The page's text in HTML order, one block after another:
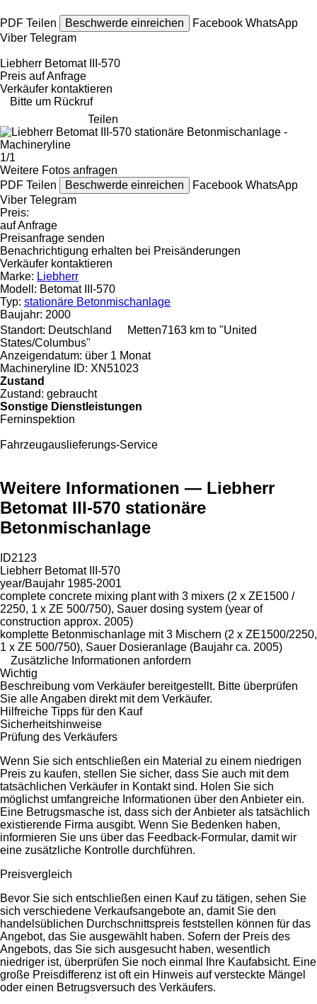
PDF Teilen Beschwerde einreichen Facebook WhatsApp
Viber Telegram
Liebherr Betomat III-570
Preis auf Anfrage
Verkäufer kontaktieren
Bitte um Rückruf
Teilen
1/1
Weitere Fotos anfragen
PDF Teilen Beschwerde einreichen Facebook WhatsApp
Viber Telegram
Preis:
auf Anfrage
Preisanfrage senden
Benachrichtigung erhalten bei Preisänderungen
Verkäufer kontaktieren
Marke: Liebherr
Modell: Betomat III-570
Typ: stationäre Betonmischanlage
Baujahr: 2000
Standort: Deutschland Metten7163 km to "United
States/Columbus"
Anzeigendatum: über 1 Monat
Machineryline ID: XN51023
Zustand
Zustand: gebraucht
Sonstige Dienstleistungen
Ferninspektion
Fahrzeugauslieferungs-Service
Weitere Informationen — Liebherr
Betomat III-570 stationäre
Betonmischanlage
ID2123
Liebherr Betomat III-570
year/Baujahr 1985-2001
complete concrete mixing plant with 3 mixers (2 x ZE1500 /
2250, 1 x ZE 500/750), Sauer dosing system (year of
construction approx. 2005)
komplette Betonmischanlage mit 3 Mischern (2 x ZE1500/2250,
1 x ZE 500/750), Sauer Dosieranlage (Baujahr ca. 2005)
Zusätzliche Informationen anfordern
Wichtig
Beschreibung vom Verkäufer bereitgestellt. Bitte überprüfen
Sie alle Angaben direkt mit dem Verkäufer.
Hilfreiche Tipps für den Kauf
Sicherheitshinweise
Prüfung des Verkäufers
Wenn Sie sich entschließen ein Material zu einem niedrigen
Preis zu kaufen, stellen Sie sicher, dass Sie auch mit dem
tatsächlichen Verkäufer in Kontakt sind. Holen Sie sich
möglichst umfangreiche Informationen über den Anbieter ein.
Eine Betrugsmasche ist, dass sich der Anbieter als tatsächlich
existierende Firma ausgibt. Wenn Sie Bedenken haben,
informieren Sie uns über das Feedback-Formular, damit wir
eine zusätzliche Kontrolle durchführen.
Preisvergleich
Bevor Sie sich entschließen einen Kauf zu tätigen, sehen Sie
sich verschiedene Verkaufsangebote an, damit Sie den
handelsüblichen Durchschnittspreis feststellen können für das
Angebot, das Sie ausgewählt haben. Sofern der Preis des
Angebots, das Sie sich ausgesucht haben, wesentlich
niedriger ist, überprüfen Sie noch einmal Ihre Kaufabsicht. Eine
große Preisdifferenz ist oft ein Hinweis auf versteckte Mängel
oder einen Betrugsversuch des Verkäufers.